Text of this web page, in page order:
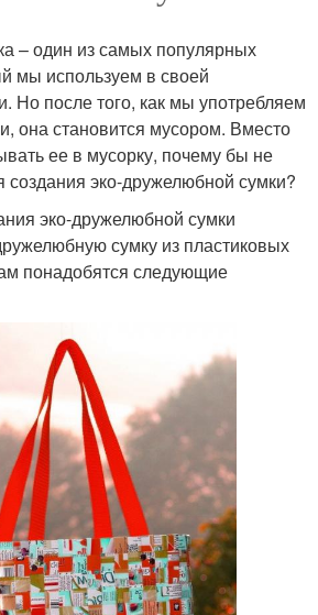
– один из самых популярных
мы используем в своей
Но после того, как мы употребляем
она становится мусором. Вместо
ее в мусорку, почему бы не
создания эко-дружелюбной сумки?
эко-дружелюбной сумки
сумку из пластиковых
понадобятся следующие